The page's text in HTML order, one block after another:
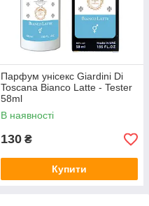
Парфум унісекс Giardini Di
Toscana Bianco Latte - Tester
58ml
В наявності
130 ₴
Купити